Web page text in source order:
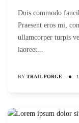
Duis commodo
Praesent eros mi,
ullamcorper turpis
laoreet...
BY TRAIL FORGE